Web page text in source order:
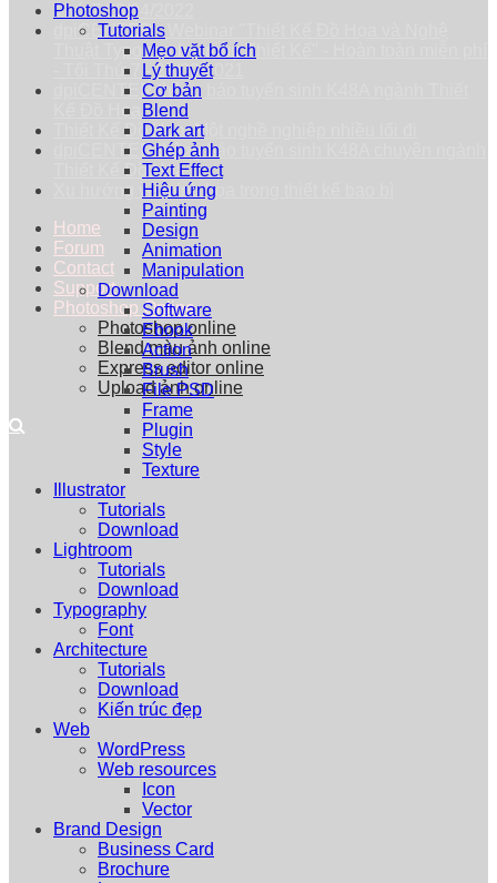
Thứ 7 23/04/2022
dpiCENTER - Webinar "Thiết Kế Đồ Họa và Nghệ
Thuật Typography trong Thiết Kế" - Hoàn toàn miễn phí
- Tối Thứ 7 - 25/09/2021
dpiCENTER thông báo tuyển sinh K48A ngành Thiết
Kế Đồ Họa
Thiết Kế Đồ Họa: Một nghề nghiệp nhiều lối đi
dpiCENTER thông báo tuyển sinh K48A chuyên ngành
Thiết Kế Đồ Họa
Xu hướng vẽ minh họa trong thiết kế bao bì
Home
Forum
Contact
Support
Photoshop Online
Photoshop online
Blend màu ảnh online
Express editor online
Upload ảnh online
Photoshop
Tutorials
Mẹo vặt bổ ích
Lý thuyết
Cơ bản
Blend
Dark art
Ghép ảnh
Text Effect
Hiệu ứng
Painting
Design
Animation
Manipulation
Download
Software
Ebook
Action
Brush
File PSD
Frame
Plugin
Style
Texture
Illustrator
Tutorials
Download
Lightroom
Tutorials
Download
Typography
Font
Architecture
Tutorials
Download
Kiến trúc đẹp
Web
WordPress
Web resources
Icon
Vector
Brand Design
Business Card
Brochure